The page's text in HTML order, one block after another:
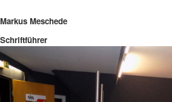
Markus Meschede
Schriftführer